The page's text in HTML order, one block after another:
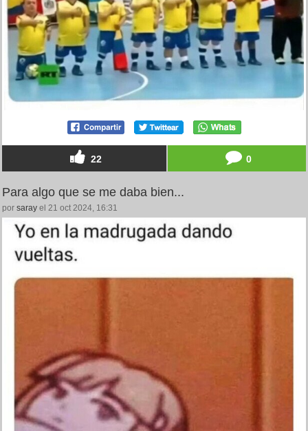
22 0
Para algo que se me daba bien...
por saray el 21 oct 2024, 16:31